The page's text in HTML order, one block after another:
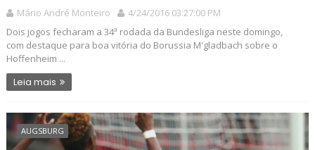
Mário André Monteiro
4/24/2016 03:27:00 PM
Dois jogos fecharam a 34ª rodada da Bundesliga neste domingo,
com destaque para boa vitória do Borussia M'gladbach sobre o
Hoffenheim ...
Leia mais
AUGSBURG